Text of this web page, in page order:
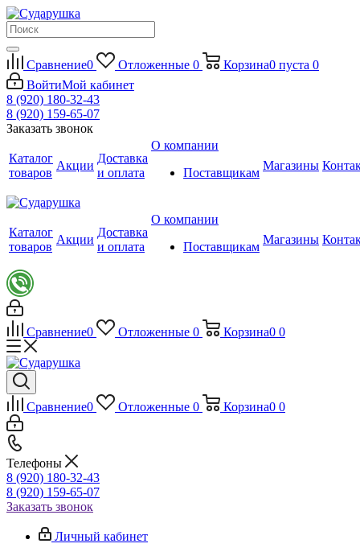
Сравнение0 Отложенные 0 Корзина0 пуста 0
ВойтиМой кабинет
8 (920) 180-32-43
8 (920) 159-65-07
Заказать звонок
Каталог
товаров
Акции
Доставка
и оплата
О компании
Поставщикам
Магазины
Каталог
товаров
Акции
Доставка
и оплата
О компании
Поставщикам
Магазины
Сравнение0 Отложенные 0 Корзина0 0
Сравнение0 Отложенные 0 Корзина0 0
Телефоны
8 (920) 180-32-43
8 (920) 159-65-07
Заказать звонок
Личный кабинет